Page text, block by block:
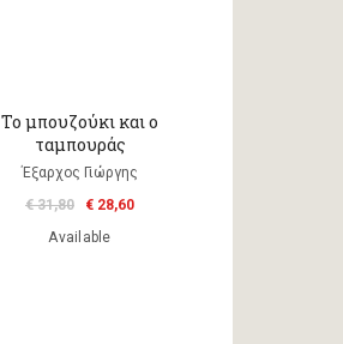
Το μπουζούκι και ο
ταμπουράς
Έξαρχος Γιώργης
€ 31,80
€ 28,60
Available